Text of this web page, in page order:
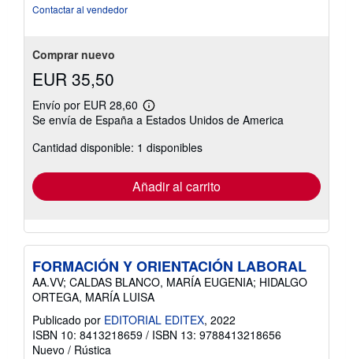
Contactar al vendedor
Comprar nuevo
EUR 35,50
Envío por EUR 28,60
Más
información
las
tarifas
envío
Se envía de España a Estados Unidos de America
Cantidad disponible: 1 disponibles
Añadir al carrito
FORMACIÓN Y ORIENTACIÓN LABORAL
AA.VV; CALDAS BLANCO, MARÍA EUGENIA; HIDALGO
ORTEGA, MARÍA LUISA
Publicado por EDITORIAL EDITEX, 2022
ISBN 10: 8413218659 / ISBN 13: 9788413218656
Nuevo / Rústica